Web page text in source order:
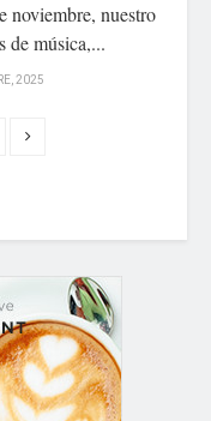
nuestro
de música,...
2025